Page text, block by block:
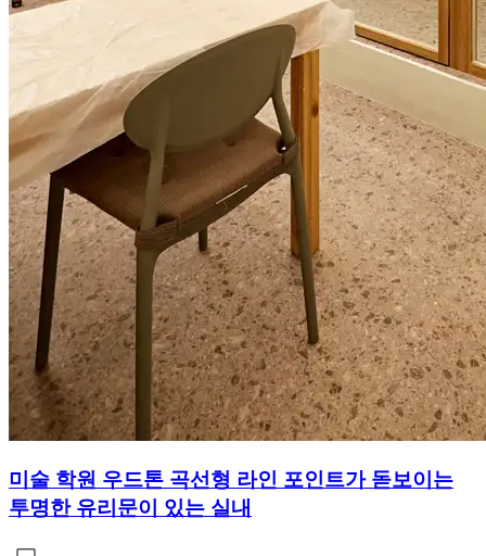
미술 학원 우드톤 곡선형 라인 포인트가 돋보이는
투명한 유리문이 있는 실내